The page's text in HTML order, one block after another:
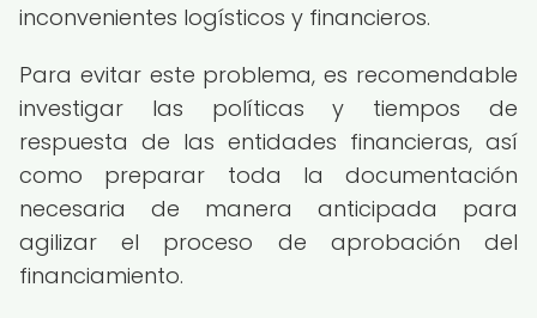
inconvenientes logísticos y financieros.
Para evitar este problema, es recomendable
investigar las políticas y tiempos de
respuesta de las entidades financieras, así
como preparar toda la documentación
necesaria de manera anticipada para
agilizar el proceso de aprobación del
financiamiento.